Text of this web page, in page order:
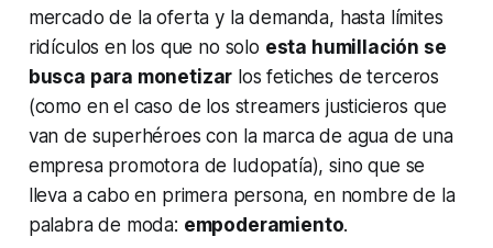
mercado de la oferta y la demanda, hasta límites
ridículos en los que no solo esta humillación se
busca para monetizar los fetiches de terceros
(como en el caso de los streamers justicieros que
van de superhéroes con la marca de agua de una
empresa promotora de ludopatía), sino que se
lleva a cabo en primera persona, en nombre de la
palabra de moda: empoderamiento.